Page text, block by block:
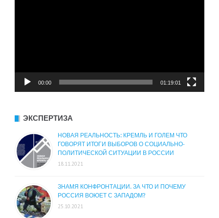
00:00 01:19:01
ЭКСПЕРТИЗА
НОВАЯ РЕАЛЬНОСТЬ: КРЕМЛЬ И ГОЛЕМ ЧТО
ГОВОРЯТ ИТОГИ ВЫБОРОВ О СОЦИАЛЬНО-
ПОЛИТИЧЕСКОЙ СИТУАЦИИ В РОССИИ
18.11.2021
ЗНАМЯ КОНФРОНТАЦИИ. ЗА ЧТО И ПОЧЕМУ
РОССИЯ ВОЮЕТ С ЗАПАДОМ?
25.10.2021